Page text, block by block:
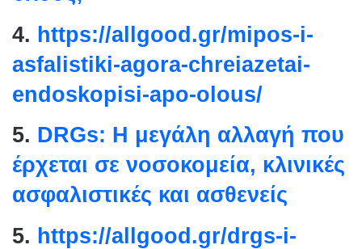
4. https://allgood.gr/mipos-i-
asfalistiki-agora-chreiazetai-
endoskopisi-apo-olous/
5. DRGs: Η μεγάλη αλλαγή που
έρχεται σε νοσοκομεία, κλινικές
ασφαλιστικές και ασθενείς
5. https://allgood.gr/drgs-i-